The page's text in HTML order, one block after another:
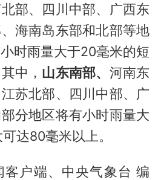
部、四川中部、广西东
海南岛东部和北部等地
时雨量大于20毫米的短
中， 山东南部、 河南东
苏北部、四川中部、广
分地区将有小时雨量大
达80毫米以上。
客户端、中央气象台 编